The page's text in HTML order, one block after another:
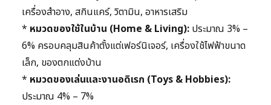
เครื่องสำอาง, สกินแคร์, วิตามิน, อาหารเสริม
* หมวดของใช้ในบ้าน (Home & Living): ประมาณ 3% –
6% ครอบคลุมสินค้าตั้งแต่เฟอร์นิเจอร์, เครื่องใช้ไฟฟ้าขนาด
เล็ก, ของตกแต่งบ้าน
* หมวดของเล่นและงานอดิเรก (Toys & Hobbies):
ประมาณ 4% – 7%